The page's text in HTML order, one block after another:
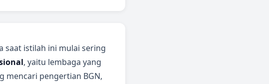
saat istilah ini mulai sering
, yaitu lembaga yang
mencari pengertian BGN,